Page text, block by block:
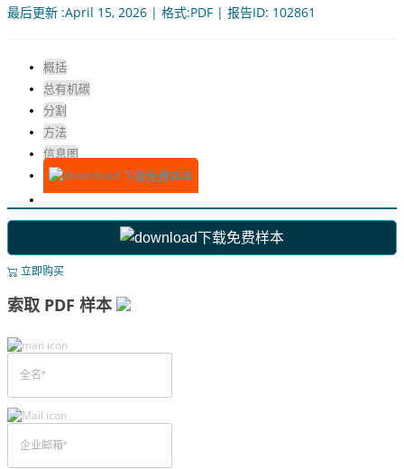
最后更新 :April 15, 2026 | 格式:PDF | 报告ID: 102861
概括
总有机碳
分割
方法
信息图
下载免费样本
下载免费样本
立即购买
索取 PDF 样本